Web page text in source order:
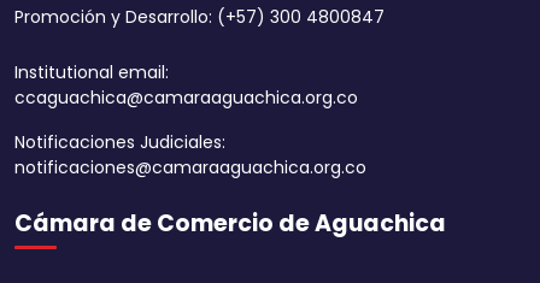
Promoción y Desarrollo: (+57) 300 4800847
Institutional email:
ccaguachica@camaraaguachica.org.co
Notificaciones Judiciales:
notificaciones@camaraaguachica.org.co
Cámara de Comercio de Aguachica
Aumentar